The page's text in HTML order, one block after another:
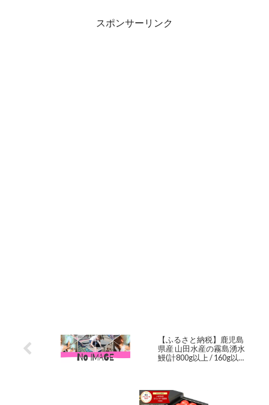
価 贈答 冷蔵 まずはお試し
スポンサーリンク
【ふるさと納税】鹿児島
県産 山田水産の霧島湧水
鰻(計800g以上 / 160g以上
タレ 山椒 ランキング 人気
【山田水産】b8-004-08